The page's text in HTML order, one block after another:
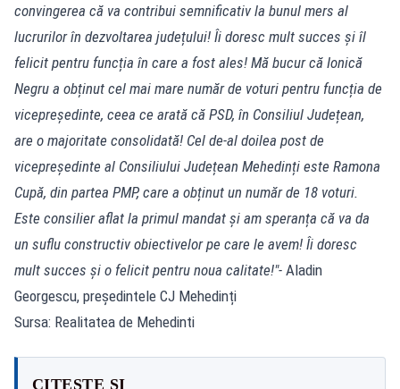
convingerea că va contribui semnificativ la bunul mers al
lucrurilor în dezvoltarea județului! Îi doresc mult succes și îl
felicit pentru funcția în care a fost ales! Mă bucur că Ionică
Negru a obținut cel mai mare număr de voturi pentru funcția de
vicepreședinte, ceea ce arată că PSD, în Consiliul Județean,
are o majoritate consolidată! Cel de-al doilea post de
vicepreședinte al Consiliului Județean Mehedinți este Ramona
Cupă, din partea PMP, care a obținut un număr de 18 voturi.
Este consilier aflat la primul mandat și am speranța că va da
un suflu constructiv obiectivelor pe care le avem! Îi doresc
mult succes și o felicit pentru noua calitate!"- Aladin
Georgescu, președintele CJ Mehedinți
Sursa: Realitatea de Mehedinti
CITEȘTE ȘI